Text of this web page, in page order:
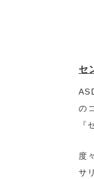
セ
の
『
度
サ